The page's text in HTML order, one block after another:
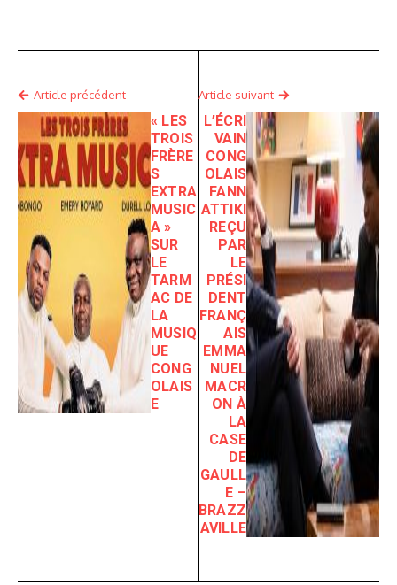
Article précédent
« LES
TROIS
FRÈRE
S
EXTRA
MUSIC
A »
SUR
LE
TARM
AC DE
LA
MUSIQ
UE
CONG
OLAIS
E
Article suivant
L’ÉCRI
VAIN
CONG
OLAIS
FANN
ATTIKI
REÇU
PAR
LE
PRÉSI
DENT
FRANÇ
AIS
EMMA
NUEL
MACR
ON À
LA
CASE
DE
GAULL
E –
BRAZZ
AVILLE